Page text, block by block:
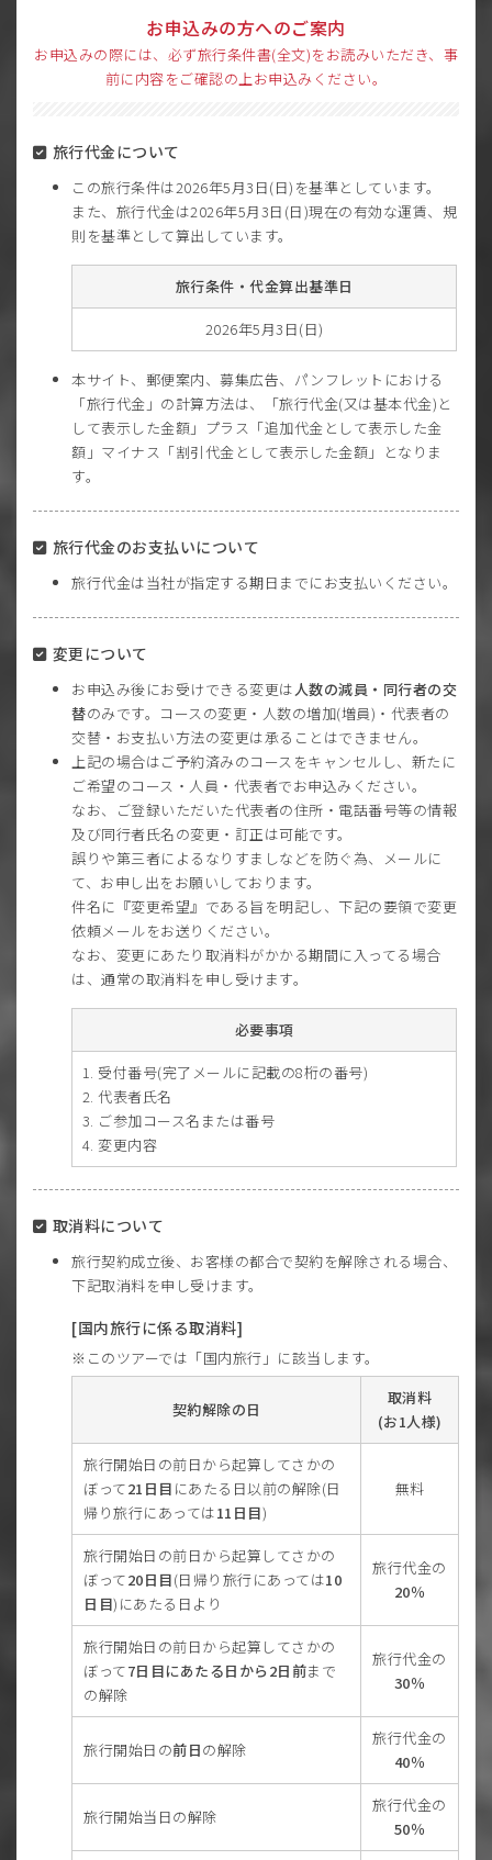
お申込みの方へのご案内
お申込みの際には、必ず旅行条件書(全文)をお読みいただき、事
前に内容をご確認の上お申込みください。
旅行代金について
この旅行条件は2026年5月3日(日)を基準としています。
また、旅行代金は2026年5月3日(日)現在の有効な運賃、規
則を基準として算出しています。
旅行条件・代金算出基準日
2026年5月3日(日)
本サイト、郵便案内、募集広告、パンフレットにおける
「旅行代金」の計算方法は、「旅行代金(又は基本代金)と
して表示した金額」プラス「追加代金として表示した金
額」マイナス「割引代金として表示した金額」となりま
す。
旅行代金のお支払いについて
旅行代金は当社が指定する期日までにお支払いください。
変更について
お申込み後にお受けできる変更は人数の減員・同行者の交
替のみです。コースの変更・人数の増加(増員)・代表者の
交替・お支払い方法の変更は承ることはできません。
上記の場合はご予約済みのコースをキャンセルし、新たに
ご希望のコース・人員・代表者でお申込みください。
なお、ご登録いただいた代表者の住所・電話番号等の情報
及び同行者氏名の変更・訂正は可能です。
誤りや第三者によるなりすましなどを防ぐ為、メールに
て、お申し出をお願いしております。
件名に『変更希望』である旨を明記し、下記の要領で変更
依頼メールをお送りください。
なお、変更にあたり取消料がかかる期間に入ってる場合
は、通常の取消料を申し受けます。
必要事項
受付番号(完了メールに記載の8桁の番号)
代表者氏名
ご参加コース名または番号
変更内容
取消料について
旅行契約成立後、お客様の都合で契約を解除される場合、
下記取消料を申し受けます。
[国内旅行に係る取消料]
このツアーでは「国内旅行」に該当します。
契約解除の日
取消料
(お1人様)
旅行開始日の前日から起算してさかの
ぼって21日目 にあたる日以前の解除(日
帰り旅行にあっては11日目)
無料
旅行開始日の前日から起算してさかの
ぼって20日目(日帰り旅行にあっては10
日目)にあたる日より
旅行代金の
20％
旅行開始日の前日から起算してさかの
ぼって7日目にあたる日から2日前まで
の解除
旅行代金の
30％
旅行開始日の前日の解除
旅行代金の
40％
旅行開始当日の解除
旅行代金の
50％